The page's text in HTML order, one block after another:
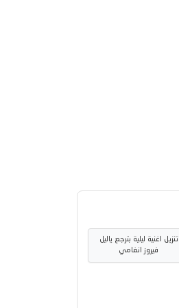
تنزيل اغنية ليلية بترجع ياليل
فيروز انغامي